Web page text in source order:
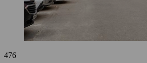
476